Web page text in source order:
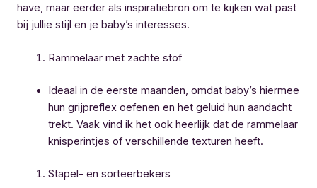
have, maar eerder als inspiratiebron om te kijken wat past
bij jullie stijl en je baby’s interesses.
Rammelaar met zachte stof
Ideaal in de eerste maanden, omdat baby’s hiermee
hun grijpreflex oefenen en het geluid hun aandacht
trekt. Vaak vind ik het ook heerlijk dat de rammelaar
knisperintjes of verschillende texturen heeft.
Stapel- en sorteerbekers